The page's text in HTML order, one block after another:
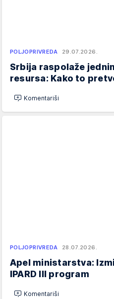
POLJOPRIVREDA 29.07.2026.
Srbija raspolaže
resursa: Kako to
Komentariši
POLJOPRIVREDA 28.07.2026.
Apel ministarstva:
IPARD III program
Komentariši